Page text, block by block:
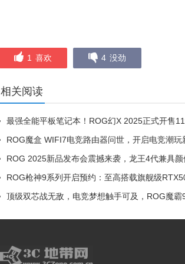
1 喜欢 4 没劲
相关阅读
最强全能平板笔记本！ROG幻X 2025正式开售
ROG魔盒 WIFI7电竞路由器问世，开启电竞潮玩
ROG 2025新品发布会震撼来袭，龙王4代兼具颜
ROG枪神9系列开启预约：至高搭载旗舰级
顶级双芯战无敌，电竞梦想触手可及，ROG魔霸